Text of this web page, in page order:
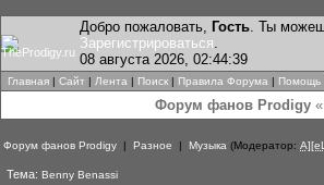
Добро пожаловать, Гость. Ты
Зарегистрироваться.
08 августа 2026, 02:44:39
Главная | Сайт | Лента | Поиск | Правила Форума | Помощь
Форум фанов Prodigy«
Форум фанов Prodigy | Разное | Музыка (Модератор: A][eL
Тема: Benny Benassi